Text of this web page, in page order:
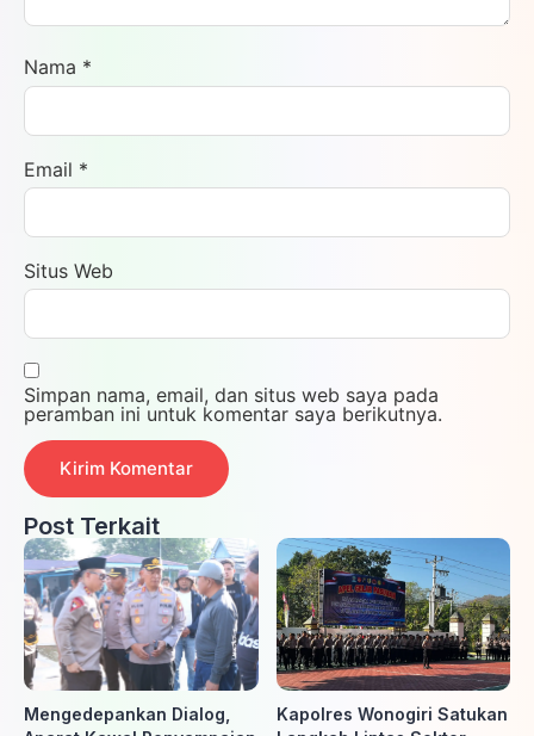
Nama *
Email *
Situs Web
Simpan nama, email, dan situs web saya pada
peramban ini untuk komentar saya berikutnya.
Post Terkait
Mengedepankan Dialog,
Kapolres Wonogiri Satukan